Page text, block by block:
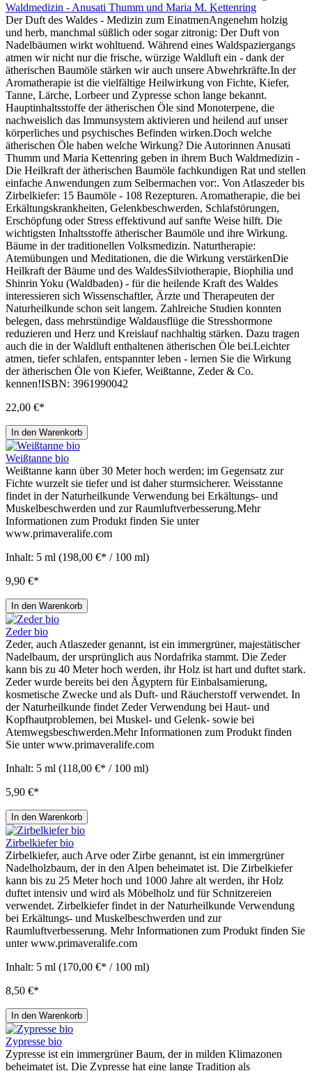
Waldmedizin - Anusati Thumm und Maria M. Kettenring
Der Duft des Waldes - Medizin zum EinatmenAngenehm holzig
und herb, manchmal süßlich oder sogar zitronig: Der Duft von
Nadelbäumen wirkt wohltuend. Während eines Waldspaziergangs
atmen wir nicht nur die frische, würzige Waldluft ein - dank der
ätherischen Baumöle stärken wir auch unsere Abwehrkräfte.In der
Aromatherapie ist die vielfältige Heilwirkung von Fichte, Kiefer,
Tanne, Lärche, Lorbeer und Zypresse schon lange bekannt.
Hauptinhaltsstoffe der ätherischen Öle sind Monoterpene, die
nachweislich das Immunsystem aktivieren und heilend auf unser
körperliches und psychisches Befinden wirken.Doch welche
ätherischen Öle haben welche Wirkung? Die Autorinnen Anusati
Thumm und Maria Kettenring geben in ihrem Buch Waldmedizin -
Die Heilkraft der ätherischen Baumöle fachkundigen Rat und stellen
einfache Anwendungen zum Selbermachen vor:. Von Atlaszeder bis
Zirbelkiefer: 15 Baumöle - 108 Rezepturen. Aromatherapie, die bei
Erkältungskrankheiten, Gelenkbeschwerden, Schlafstörungen,
Erschöpfung oder Stress effektivund auf sanfte Weise hilft. Die
wichtigsten Inhaltsstoffe ätherischer Baumöle und ihre Wirkung.
Bäume in der traditionellen Volksmedizin. Naturtherapie:
Atemübungen und Meditationen, die die Wirkung verstärkenDie
Heilkraft der Bäume und des WaldesSilviotherapie, Biophilia und
Shinrin Yoku (Waldbaden) - für die heilende Kraft des Waldes
interessieren sich Wissenschaftler, Ärzte und Therapeuten der
Naturheilkunde schon seit langem. Zahlreiche Studien konnten
belegen, dass mehrstündige Waldausflüge die Stresshormone
reduzieren und Herz und Kreislauf nachhaltig stärken. Dazu tragen
auch die in der Waldluft enthaltenen ätherischen Öle bei.Leichter
atmen, tiefer schlafen, entspannter leben - lernen Sie die Wirkung
der ätherischen Öle von Kiefer, Weißtanne, Zeder & Co.
kennen!ISBN: 3961990042
22,00 €*
In den Warenkorb
Weißtanne bio
Weißtanne kann über 30 Meter hoch werden; im Gegensatz zur
Fichte wurzelt sie tiefer und ist daher sturmsicherer. Weisstanne
findet in der Naturheilkunde Verwendung bei Erkältungs- und
Muskelbeschwerden und zur Raumluftverbesserung.Mehr
Informationen zum Produkt finden Sie unter
www.primaveralife.com
Inhalt: 5 ml (198,00 €* / 100 ml)
9,90 €*
In den Warenkorb
Zeder bio
Zeder, auch Atlaszeder genannt, ist ein immergrüner, majestätischer
Nadelbaum, der ursprünglich aus Nordafrika stammt. Die Zeder
kann bis zu 40 Meter hoch werden, ihr Holz ist hart und duftet stark.
Zeder wurde bereits bei den Ägyptern für Einbalsamierung,
kosmetische Zwecke und als Duft- und Räucherstoff verwendet. In
der Naturheilkunde findet Zeder Verwendung bei Haut- und
Kopfhautproblemen, bei Muskel- und Gelenk- sowie bei
Atemwegsbeschwerden.Mehr Informationen zum Produkt finden
Sie unter www.primaveralife.com
Inhalt: 5 ml (118,00 €* / 100 ml)
5,90 €*
In den Warenkorb
Zirbelkiefer bio
Zirbelkiefer, auch Arve oder Zirbe genannt, ist ein immergrüner
Nadelholzbaum, der in den Alpen beheimatet ist. Die Zirbelkiefer
kann bis zu 25 Meter hoch und 1000 Jahre alt werden, ihr Holz
duftet intensiv und wird als Möbelholz und für Schnitzereien
verwendet. Zirbelkiefer findet in der Naturheilkunde Verwendung
bei Erkältungs- und Muskelbeschwerden und zur
Raumluftverbesserung. Mehr Informationen zum Produkt finden Sie
unter www.primaveralife.com
Inhalt: 5 ml (170,00 €* / 100 ml)
8,50 €*
In den Warenkorb
Zypresse bio
Zypresse ist ein immergrüner Baum, der in milden Klimazonen
beheimatet ist. Die Zypresse hat eine lange Tradition als